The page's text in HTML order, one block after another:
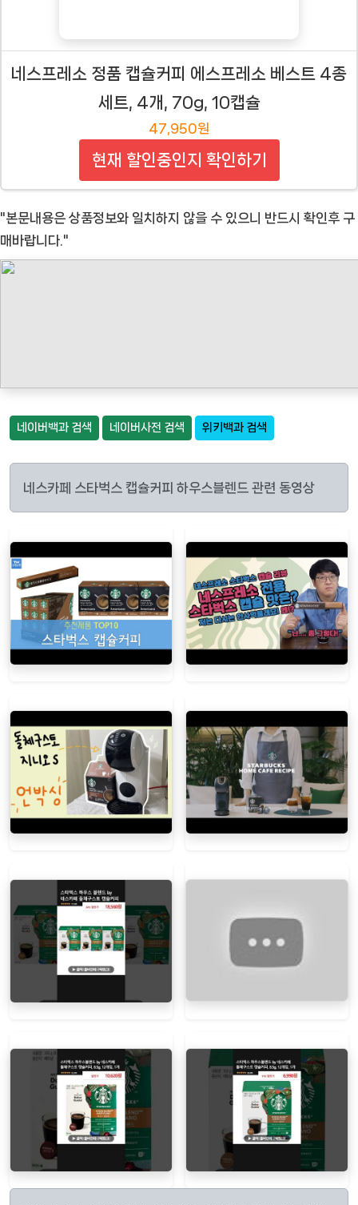
네스프레소 정품 캡슐커피 에스프레소 베스트 4종
세트, 4개, 70g, 10캡슐
47,950원
현재 할인중인지 확인하기
"본문내용은 상품정보와 일치하지 않을 수 있으니 반드시 확인후 구
매바랍니다."
네이버백과 검색 네이버사전 검색 위키백과 검색
네스카페 스타벅스 캡슐커피 하우스블렌드 관련 동영상